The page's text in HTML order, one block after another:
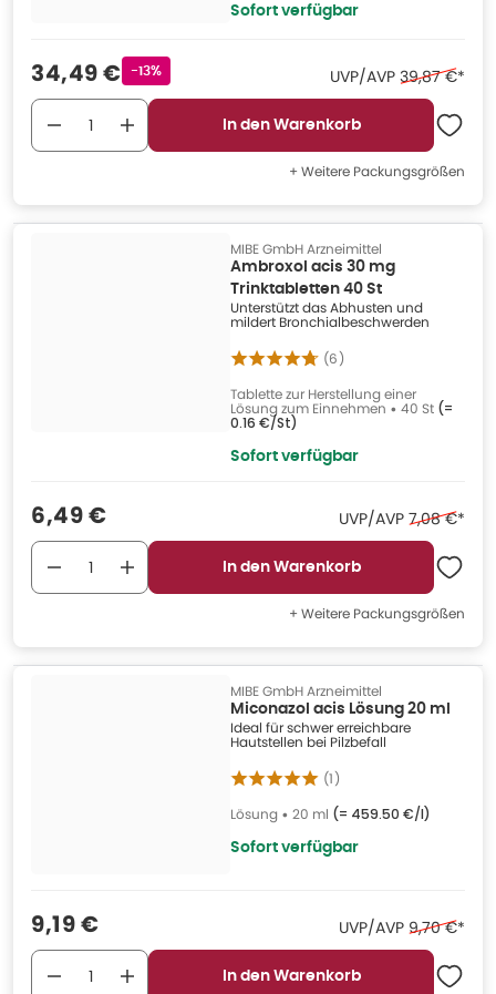
Sofort verfügbar
Verkaufspreis
34,49 € Rabattstempel
-13% UVP/AVP Ehemaliger
39,87 €*
In den Warenkorb
+ Weitere Packungsgrößen
MIBE GmbH Arzneimittel
Ambroxol acis 30 mg
Trinktabletten 40 St
Unterstützt das Abhusten und
mildert Bronchialbeschwerden
(6)
Tablette zur Herstellung einer
Lösung zum Einnehmen • 40 St (=
0.16 €/St)
Sofort verfügbar
Verkaufspreis
6,49 € UVP/AVP Ehemaliger
7,08 €*
In den Warenkorb
+ Weitere Packungsgrößen
MIBE GmbH Arzneimittel
Miconazol acis Lösung 20 ml
Ideal für schwer erreichbare
Hautstellen bei Pilzbefall
(1)
Lösung • 20 ml (= 459.50 €/l)
Sofort verfügbar
Verkaufspreis
9,19 € UVP/AVP Ehemaliger
9,70 €*
In den Warenkorb